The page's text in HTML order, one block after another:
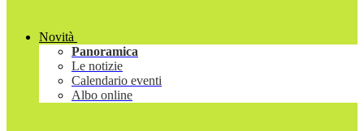
Novità
Panoramica
Le notizie
Calendario eventi
Albo online